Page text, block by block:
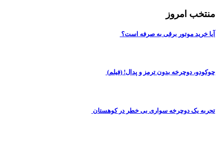
منتخب امروز
آیا خرید موتور برقی به صرفه است؟
چوکودو، دوچرخه بدون ترمز و پدال! (فیلم)
تجربه یک دوچرخه سواری بی خطر در کوهستان